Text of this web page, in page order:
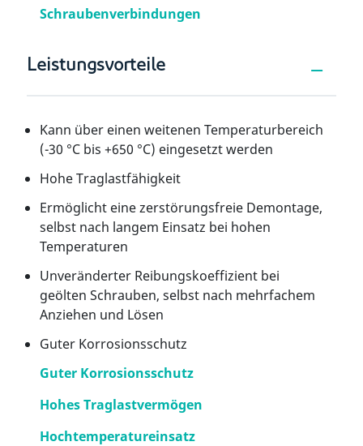
Schraubenverbindungen
Leistungsvorteile
Kann über einen weitenen Temperaturbereich
(-30 °C bis +650 °C) eingesetzt werden
Hohe Traglastfähigkeit
Ermöglicht eine zerstörungsfreie Demontage,
selbst nach langem Einsatz bei hohen
Temperaturen
Unveränderter Reibungskoeffizient bei
geölten Schrauben, selbst nach mehrfachem
Anziehen und Lösen
Guter Korrosionsschutz
Guter Korrosionsschutz
Hohes Traglastvermögen
Hochtemperatureinsatz